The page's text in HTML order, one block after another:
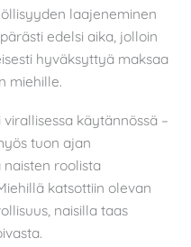
laajeneminen
edelsi aika, jolloin
hyväksyttyä maksaa
miehille.
käytännössä –
tuon ajan
roolista
katsottiin olevan
naisilla taas